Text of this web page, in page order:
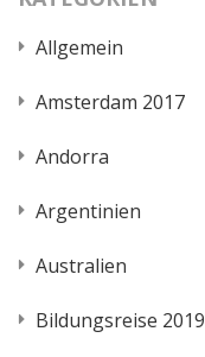
Allgemein
Amsterdam 2017
Andorra
Argentinien
Australien
Bildungsreise 2019